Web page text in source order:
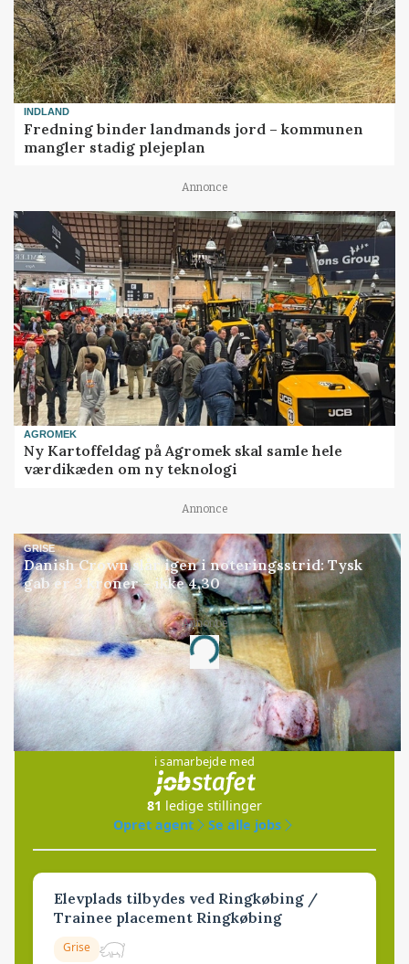
INDLAND
Fredning binder landmands jord – kommunen
mangler stadig plejeplan
Annonce
AGROMEK
Ny Kartoffeldag på Agromek skal samle hele
værdikæden om ny teknologi
Annonce
GRISE
Danish Crown slår igen i noteringsstrid: Tysk
gab er 3 kroner – ikke 4,30
Annonce
Loading...
Jobs
i samarbejde med
81 ledige stillinger
Opret agent
Se alle jobs
Elevplads tilbydes ved Ringkøbing /
Trainee placement Ringkøbing
Grise